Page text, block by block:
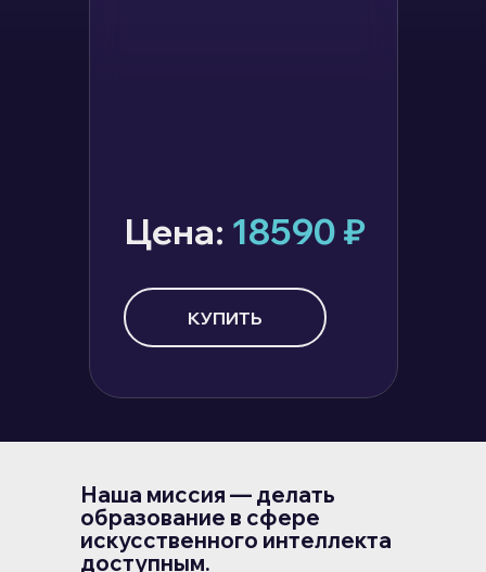
КУПИТЬ
Цена: 18590 ₽
Наша миссия — делать
образование в сфере
искусственного интеллекта
доступным.